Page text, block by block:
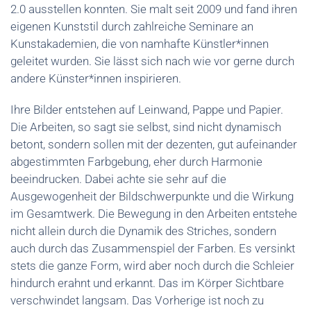
2.0 ausstellen konnten. Sie malt seit 2009 und fand ihren
eigenen Kunststil durch zahlreiche Seminare an
Kunstakademien, die von namhafte Künstler*innen
geleitet wurden. Sie lässt sich nach wie vor gerne durch
andere Künster*innen inspirieren.
Ihre Bilder entstehen auf Leinwand, Pappe und Papier.
Die Arbeiten, so sagt sie selbst, sind nicht dynamisch
betont, sondern sollen mit der dezenten, gut aufeinander
abgestimmten Farbgebung, eher durch Harmonie
beeindrucken. Dabei achte sie sehr auf die
Ausgewogenheit der Bildschwerpunkte und die Wirkung
im Gesamtwerk. Die Bewegung in den Arbeiten entstehe
nicht allein durch die Dynamik des Striches, sondern
auch durch das Zusammenspiel der Farben. Es versinkt
stets die ganze Form, wird aber noch durch die Schleier
hindurch erahnt und erkannt. Das im Körper Sichtbare
verschwindet langsam. Das Vorherige ist noch zu